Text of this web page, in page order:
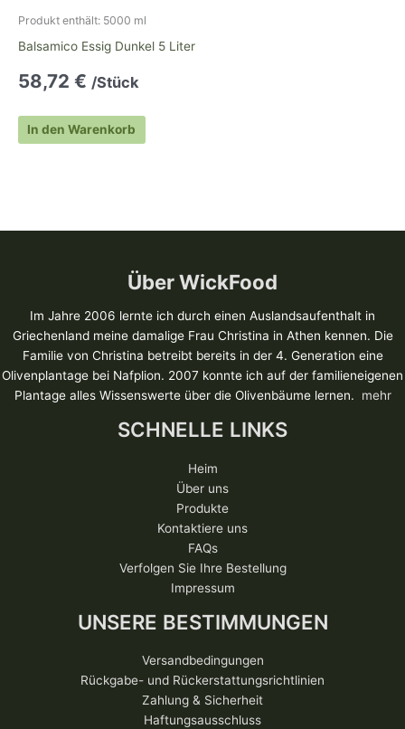
Produkt enthält: 5000 ml
Balsamico Essig Dunkel 5 Liter
58,72 € /Stück
In den Warenkorb
Über WickFood
Im Jahre 2006 lernte ich durch einen Auslandsaufenthalt in
Griechenland meine damalige Frau Christina in Athen kennen. Die
Familie von Christina betreibt bereits in der 4. Generation eine
Olivenplantage bei Nafplion. 2007 konnte ich auf der familieneigenen
Plantage alles Wissenswerte über die Olivenbäume lernen.
mehr
SCHNELLE LINKS
Heim
Über uns
Produkte
Kontaktiere uns
FAQs
Verfolgen Sie Ihre Bestellung
Impressum
UNSERE BESTIMMUNGEN
Versandbedingungen
Rückgabe- und Rückerstattungsrichtlinien
Zahlung & Sicherheit
Haftungsausschluss